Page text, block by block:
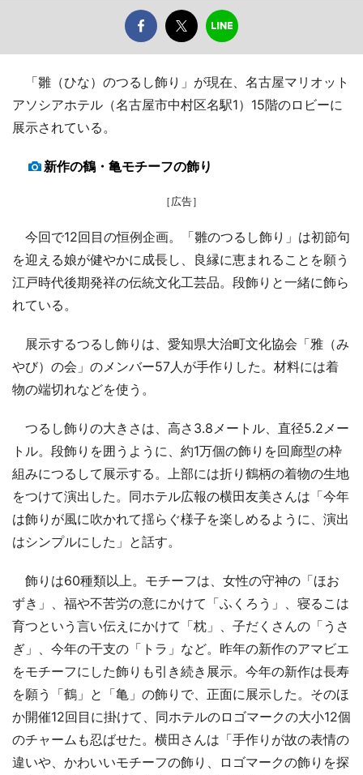
「雛（ひな）のつるし飾り」が現在、名古屋マリオット
アソシアホテル（名古屋市中村区名駅1）15階のロビーに
展示されている。
新作の鶴・亀モチーフの飾り
［広告］
今回で12回目の恒例企画。「雛のつるし飾り」は初節句
を迎える娘が健やかに成長し、良縁に恵まれることを願う
江戸時代後期発祥の伝統文化工芸品。段飾りと一緒に飾ら
れている。
展示するつるし飾りは、愛知県大治町文化協会「雅（み
やび）の会」のメンバー57人が手作りした。材料には着
物の端切れなどを使う。
つるし飾りの大きさは、高さ3.8メートル、直径5.2メー
トル。段飾りを囲うように、約1万個の飾りを回廊型の枠
組みにつるして展示する。上部には折り鶴柄の着物の生地
をつけて演出した。同ホテル広報の横田友美さんは「今年
は飾りが風に吹かれて揺らぐ様子を楽しめるように、演出
はシンプルにした」と話す。
飾りは60種類以上。モチーフは、女性の守神の「ほお
ずき」、福や不苦労の意にかけて「ふくろう」、寝るこは
育つという言い伝えにかけて「枕」、子だくさんの「うさ
ぎ」、今年の干支の「トラ」など。昨年の新作のアマビエ
をモチーフにした飾りも引き続き展示。今年の新作は長寿
を願う「鶴」と「亀」の飾りで、正面に展示した。そのほ
か開催12回目に掛けて、同ホテルのロゴマークの大小12個
のチャームも忍ばせた。横田さんは「手作りが故の表情の
違いや、かわいいモチーフの飾り、ロゴマークの飾りを探